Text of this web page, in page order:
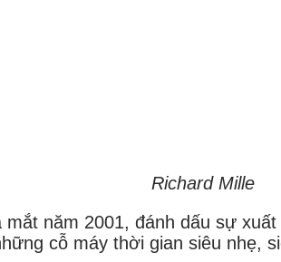
Richard Mille
mắt năm 2001, đánh dấu sự
cỗ máy thời gian siêu